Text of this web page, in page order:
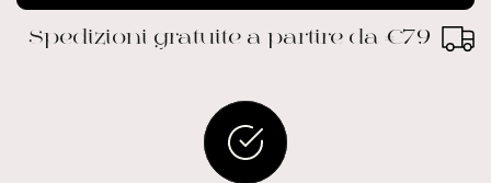
Spedizioni gratuite a partire da €79